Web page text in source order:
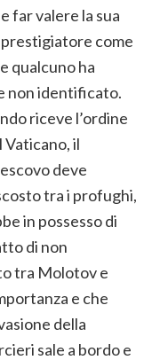
far valere la sua
come
qualcuno ha
non identificato.
riceve l’ordine
Vaticano, il
deve
tra i profughi,
in possesso di
di non
tra Molotov e
e che
della
sale a bordo e